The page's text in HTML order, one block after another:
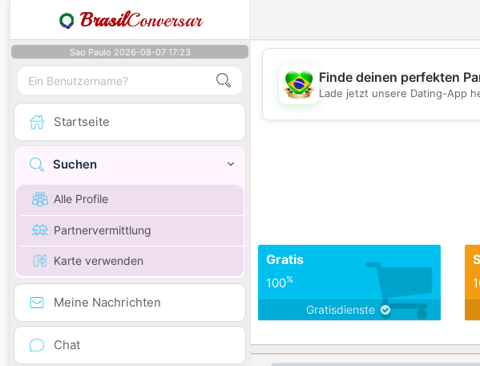
BrasilConversar
Sao Paulo 2026-08-07 17:23
Startseite
Suchen
Alle Profile
Partnervermittlung
Karte verwenden
Meine Nachrichten
Chat
💖
Finde deinen perfekten
Lade jetzt unsere Dating-App
Gratis
100%
Gratisdienste